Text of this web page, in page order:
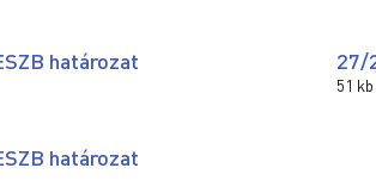
határozat 27/
51 kb
határozat